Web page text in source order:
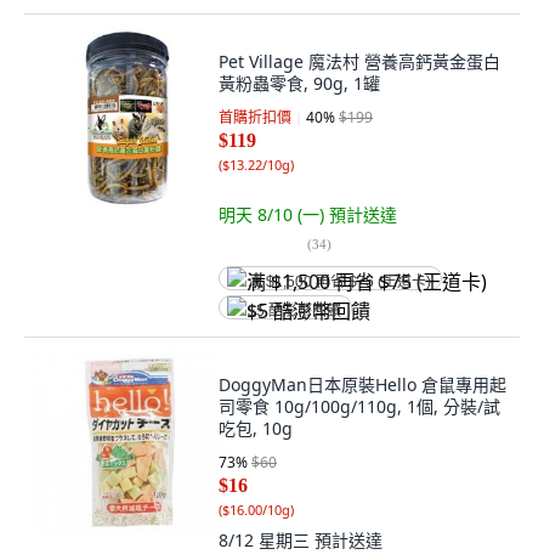
Pet Village 魔法村 營養高鈣黃金蛋白
黃粉蟲零食, 90g, 1罐
首購折扣價 40%$199
$119
($13.22/10g)
明天 8/10 (一) 預計送達
(34)
满 $1,500 再省 $75 (王道卡)
$5 酷澎幣回饋
DoggyMan日本原裝Hello 倉鼠專用起
司零食 10g/100g/110g, 1個, 分裝/試
吃包, 10g
73%$60
$16
($16.00/10g)
8/12 星期三 預計送達